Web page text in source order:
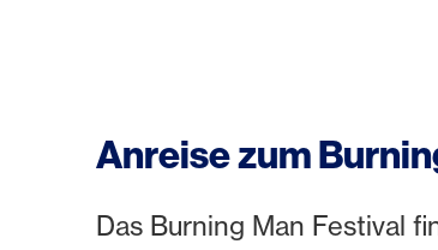
Anreise zum
Das Burning Man Festival